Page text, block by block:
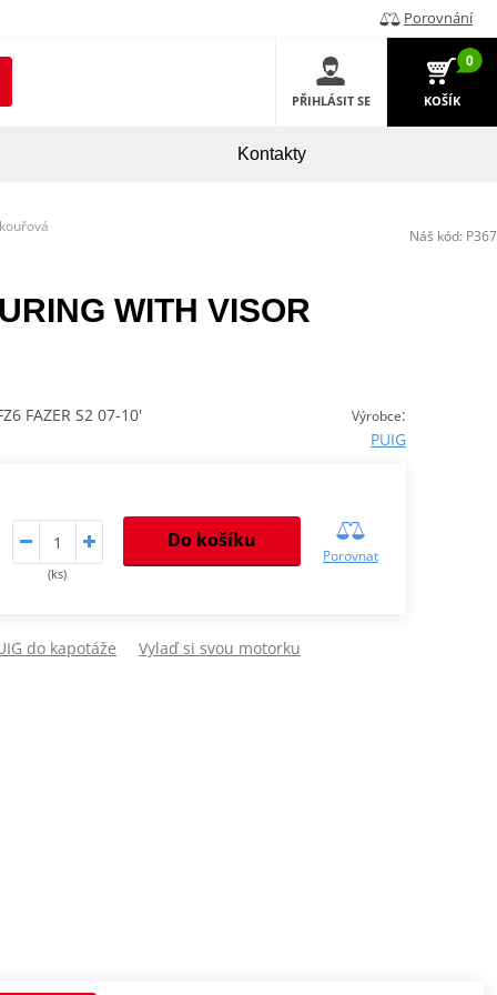
Porovnání
PŘIHLÁSIT SE
0
KOŠÍK
Kontakty
WITH VISOR
Výrobce:
PUIG
FAZER S2 07-10'
(ks)
Do košíku
Porovnat
do kapotáže Vylaď si svou motorku
Náš kód: P367